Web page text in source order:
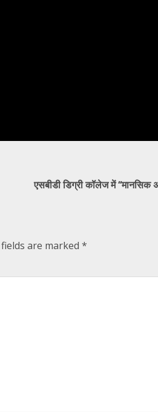
एसबीडी डिग्री कॉलेज में ‘‘मानसिक
are marked *